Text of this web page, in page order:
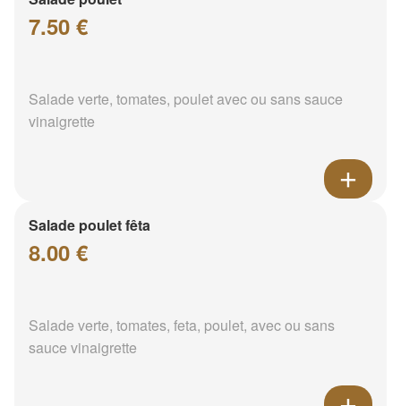
7.50 €
Salade verte, tomates, poulet avec ou sans sauce
vinaigrette
Salade poulet fêta
8.00 €
Salade verte, tomates, feta, poulet, avec ou sans
sauce vinaigrette